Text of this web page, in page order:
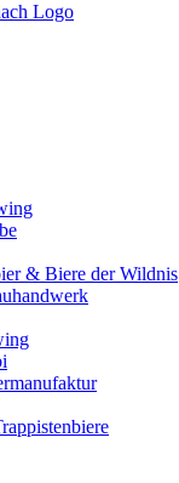
Logo
& Biere der Wildnis